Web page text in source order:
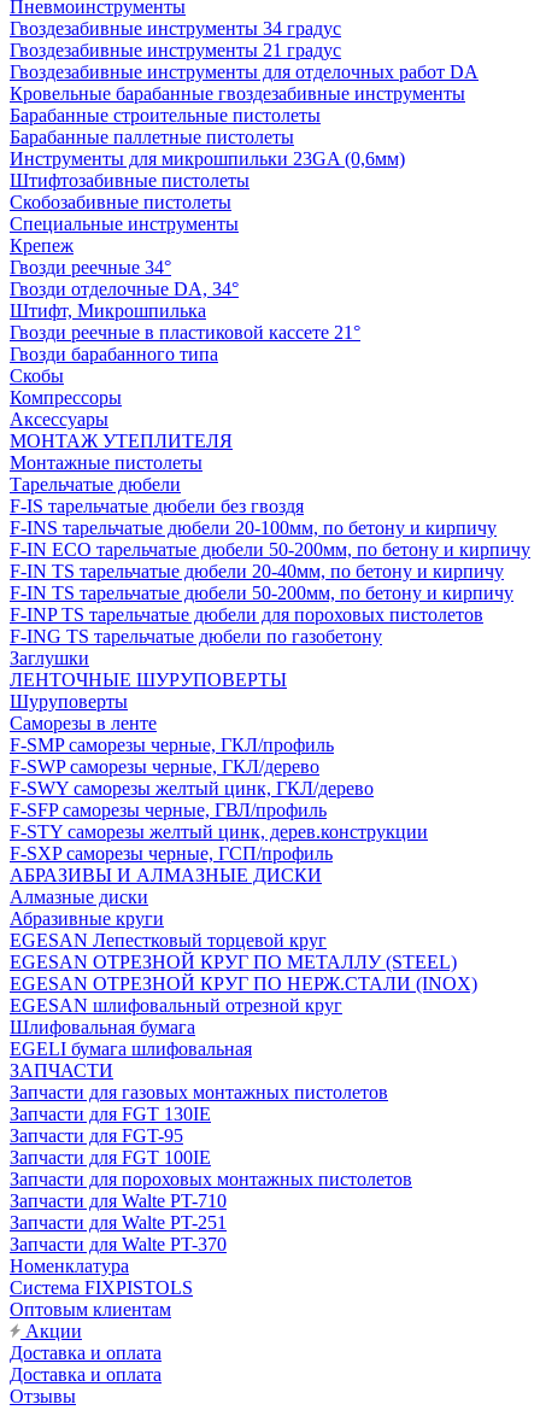
Пневмоинструменты
Гвоздезабивные инструменты 34 градус
Гвоздезабивные инструменты 21 градус
Гвоздезабивные инструменты для отделочных работ DA
Кровельные барабанные гвоздезабивные инструменты
Барабанные строительные пистолеты
Барабанные паллетные пистолеты
Инструменты для микрошпильки 23GA (0,6мм)
Штифтозабивные пистолеты
Скобозабивные пистолеты
Специальные инструменты
Крепеж
Гвозди реечные 34°
Гвозди отделочные DA, 34°
Штифт, Микрошпилька
Гвозди реечные в пластиковой кассете 21°
Гвозди барабанного типа
Скобы
Компрессоры
Аксессуары
МОНТАЖ УТЕПЛИТЕЛЯ
Монтажные пистолеты
Тарельчатые дюбели
F-IS тарельчатые дюбели без гвоздя
F-INS тарельчатые дюбели 20-100мм, по бетону и кирпичу
F-IN ECO тарельчатые дюбели 50-200мм, по бетону и кирпичу
F-IN TS тарельчатые дюбели 20-40мм, по бетону и кирпичу
F-IN TS тарельчатые дюбели 50-200мм, по бетону и кирпичу
F-INP TS тарельчатые дюбели для пороховых пистолетов
F-ING TS тарельчатые дюбели по газобетону
Заглушки
ЛЕНТОЧНЫЕ ШУРУПОВЕРТЫ
Шуруповерты
Саморезы в ленте
F-SMP саморезы черные, ГКЛ/профиль
F-SWP саморезы черные, ГКЛ/дерево
F-SWY саморезы желтый цинк, ГКЛ/дерево
F-SFP саморезы черные, ГВЛ/профиль
F-STY саморезы желтый цинк, дерев.конструкции
F-SXP саморезы черные, ГСП/профиль
АБРАЗИВЫ И АЛМАЗНЫЕ ДИСКИ
Алмазные диски
Абразивные круги
EGESAN Лепестковый торцевой круг
EGESAN ОТРЕЗНОЙ КРУГ ПО МЕТАЛЛУ (STEEL)
EGESAN ОТРЕЗНОЙ КРУГ ПО НЕРЖ.СТАЛИ (INOX)
EGESAN шлифовальный отрезной круг
Шлифовальная бумага
EGELI бумага шлифовальная
ЗАПЧАСТИ
Запчасти для газовых монтажных пистолетов
Запчасти для FGT 130IE
Запчасти для FGT-95
Запчасти для FGT 100IE
Запчасти для пороховых монтажных пистолетов
Запчасти для Walte PT-710
Запчасти для Walte PT-251
Запчасти для Walte PT-370
Номенклатура
Система FIXPISTOLS
Оптовым клиентам
Акции
Доставка и оплата
Доставка и оплата
Отзывы